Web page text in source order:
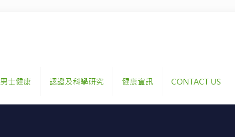
男士健康 認證及科學研究 健康資訊 CONTACT US